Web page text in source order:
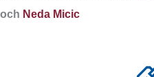
och Neda Micic